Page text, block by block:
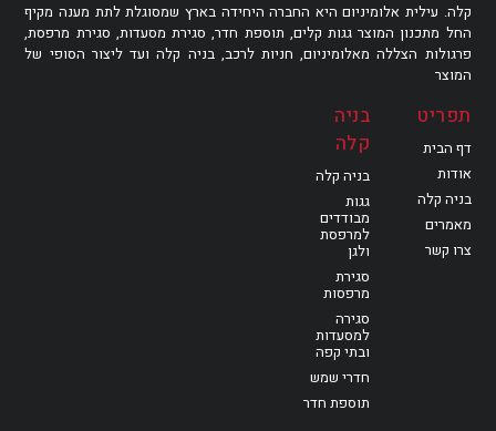
קלה. עילית אלומיניום היא החברה היחידה בארץ שמסוגלת לתת מענה מקיף
החל מתכנון המוצר גגות קלים, תוספת חדר, סגירת מסעדות, סגירת מרפסת,
פרגולות הצללה מאלומיניום, חניות לרכב, בניה קלה ועד ליצור הסופי של
המוצר
תפריט
דף הבית
אודות
בניה קלה
מאמרים
צרו קשר
בניה
קלה
בניה קלה
גגות
מבודדים
למרפסת
ולגן
סגירת
מרפסות
סגירה
למסעדות
ובתי קפה
חדרי שמש
תוספת חדר